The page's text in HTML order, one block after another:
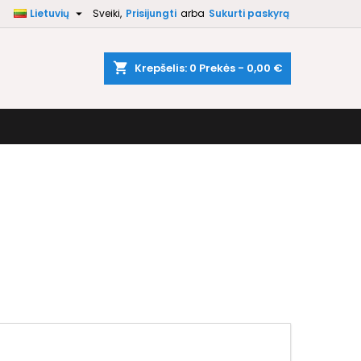
Sveiki, Prisijungti arba Sukurti paskyrą
Lietuvių 
shopping_cart Krepšelis: 0 Prekės - 0,00 €